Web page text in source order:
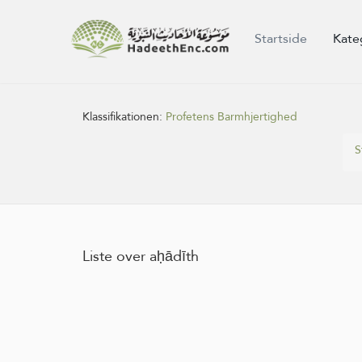
Startside
Klassifikationen: Profetens Barmhjertighed
Liste over aḥādīth